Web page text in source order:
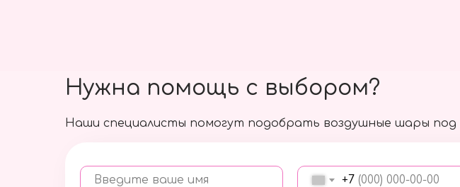
Наши специалисты помогут подобрать воздушные шары под
Введите ваше имя +7
Нужна помощь с выбором?